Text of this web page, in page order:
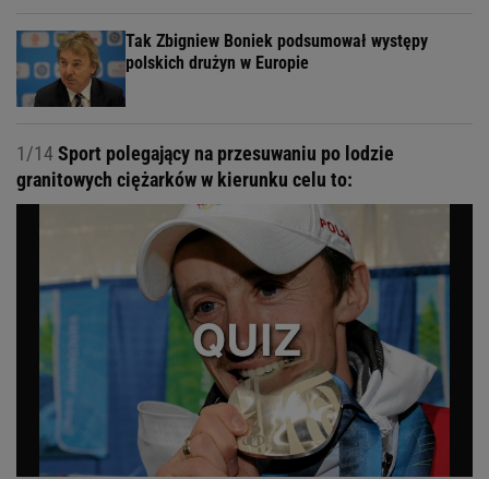
Tak Zbigniew Boniek podsumował występy
polskich drużyn w Europie
1/14Sport polegający na przesuwaniu po lodzie
granitowych ciężarków w kierunku celu to: